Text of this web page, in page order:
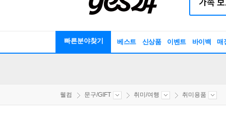
빠른분야찾기 베스트 신상품 이벤트 바이백 매
웰컴 문구/GIFT 취미/여행 취미용품